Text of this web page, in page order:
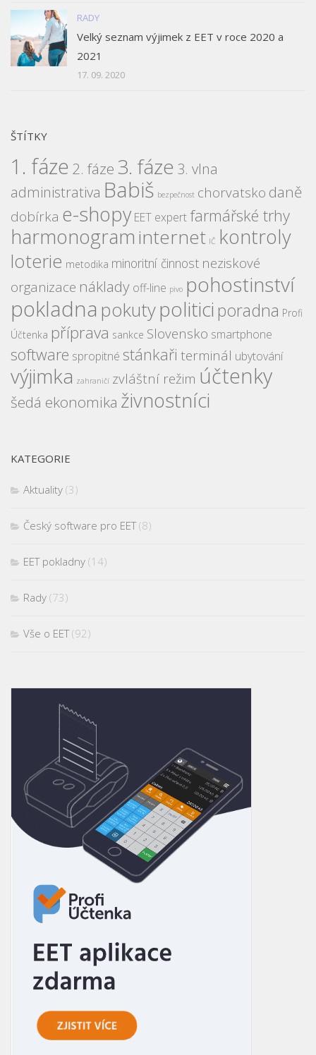
RADY
Velký seznam výjimek z EET v roce 2020 a
2021
17. 09. 2020
ŠTÍTKY
1. fáze 2. fáze 3. fáze 3. vlna
administrativa Babiš bezpečnost chorvatsko daně
dobírka e-shopy EET expertfarmářské trhy
harmonograminternet IČ kontroly
loterie metodika minoritní činnost neziskové
organizace náklady off-line pivo pohostinství
pokladna pokutypolitici poradna Profi
Účtenka příprava sankce Slovensko smartphone
software spropitné stánkaři terminál ubytování
výjimka zahraničí zvláštní režim účtenky
šedá ekonomika živnostníci
KATEGORIE
Aktuality (3)
Český software pro EET(8)
EET pokladny (14)
Rady (73)
Vše o EET(92)